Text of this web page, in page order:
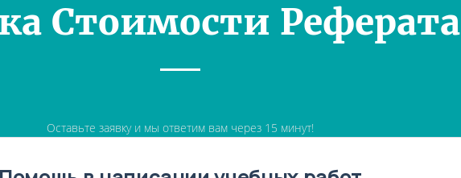
Стоимости Реферата
Оставьте заявку и мы ответим вам через 15 минут!